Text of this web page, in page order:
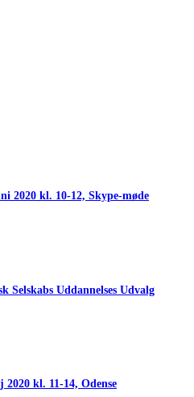
2020 kl. 10-12, Skype-møde
Selskabs Uddannelses Udvalg
2020 kl. 11-14, Odense